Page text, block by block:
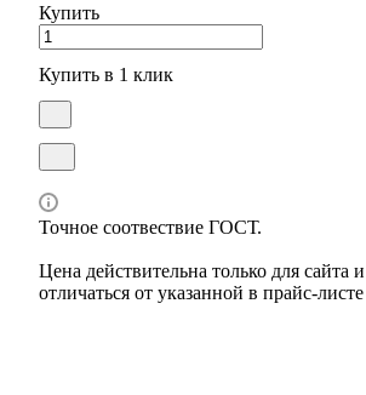
Купить
Купить в 1 клик
Точное соотвествие ГОСТ.
Цена действительна только для сайта
отличаться от указанной в прайс-листе